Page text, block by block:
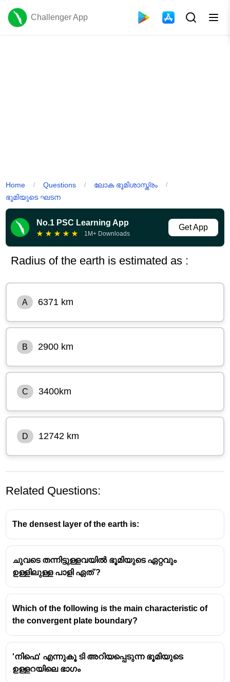
Challenger App
Home / Questions / ലോക ഭൂമിശാസ്ത്രം /
ഭൂമിയുടെ ഘടന
No.1 PSC Learning App
★ ★ ★ ★ ★ 1M+ Downloads
Get App
Radius of the earth is estimated as :
A 6371 km
B 2900 km
C 3400km
D 12742 km
The Earth's radius is not a single value because the
planet is not a perfect sphere. Instead, it is an
slightly flattened at the poles. Due to this, there are
different measurements for the radius:
Equatorial radius:The distance from the center to
Polar radius:
The distance from the center to the
North or South Pole, which is approximately 6,357
Related Questions:
The densest layer of the earth is:
ചുവടെ തന്നിട്ടുള്ളവയിൽ ഭൂമിയുടെ ഏറ്റവും
ഉള്ളിലുള്ള പാളി ഏത് ?
Which of the following is the main characteristic of
the convergent plate boundary?
'നിഫെ' എന്നുകൂ ടി അറിയപ്പെടുന്ന ഭൂമിയുടെ
ഉള്ളറയിലെ ഭാഗം